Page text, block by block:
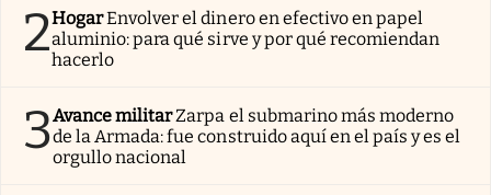
2HogarEnvolver el dinero en efectivo en papel
aluminio: para qué sirve y por qué recomiendan
hacerlo
3Avance militarZarpa el submarino más moderno
de la Armada: fue construido aquí en el país y es el
orgullo nacional